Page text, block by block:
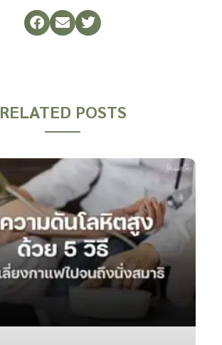
RELATED POSTS